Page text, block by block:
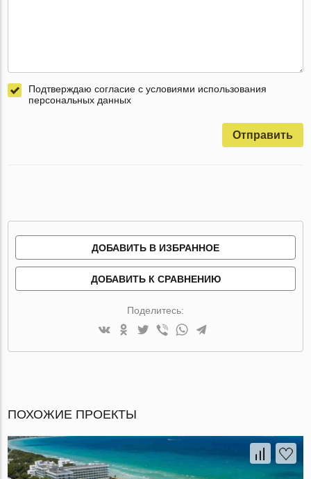
Подтверждаю согласие с условиями использования
персональных данных
Отправить
ДОБАВИТЬ В ИЗБРАННОЕ
ДОБАВИТЬ К СРАВНЕНИЮ
Поделитесь:
ПОХОЖИЕ ПРОЕКТЫ